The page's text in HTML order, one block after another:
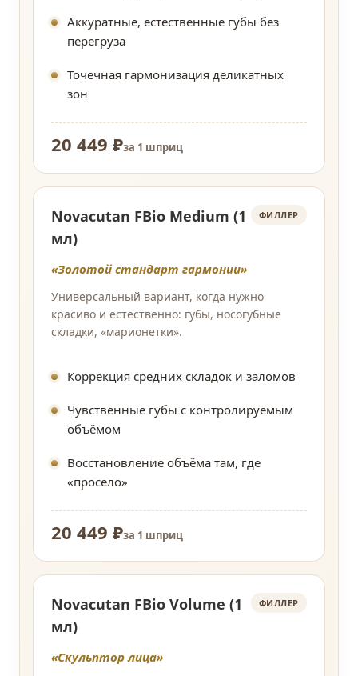
Аккуратные, естественные губы без
перегруза
Точечная гармонизация деликатных
зон
20 449 ₽за 1 шприц
Novacutan FBio Medium (1
мл)
ФИЛЛЕР
«Золотой стандарт гармонии»
Универсальный вариант, когда нужно
красиво и естественно: губы, носогубные
складки, «марионетки».
Коррекция средних складок и заломов
Чувственные губы с контролируемым
объёмом
Восстановление объёма там, где
«просело»
20 449 ₽за 1 шприц
Novacutan FBio Volume (1
мл)
ФИЛЛЕР
«Скульптор лица»